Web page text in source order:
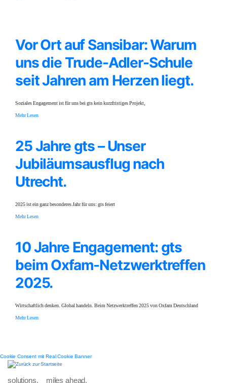
Vor Ort auf Sansibar: Warum
uns die Trude-Adler-Schule
seit Jahren am Herzen liegt.
Soziales Engagement ist für uns bei gts kein kurzfristiges Projekt,
Mehr Lesen
25 Jahre gts – Unser
Jubiläumsausflug nach
Utrecht.
2025 ist ein ganz besonderes Jahr für uns: gts feiert
Mehr Lesen
10 Jahre Engagement: gts
beim Oxfam-Netzwerktreffen
2025.
Wirtschaftlich denken. Global handeln. Beim Netzwerktreffen 2025 von Oxfam Deutschland
Mehr Lesen
Cookie Consent mit Real Cookie Banner
solutions. miles ahead.